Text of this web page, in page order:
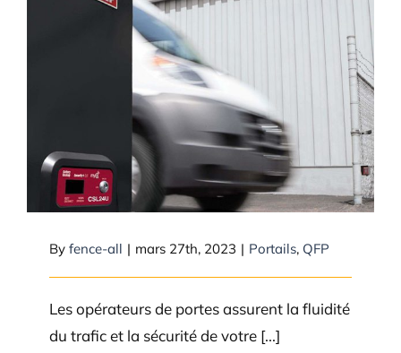
Quels types de motorisations de
portail installez-vous ?
By fence-all | mars 27th, 2023 | Portails, QFP
Les opérateurs de portes assurent la fluidité
du trafic et la sécurité de votre [...]